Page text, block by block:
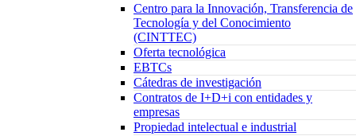
Centro para la Innovación, Transferencia de
Tecnología y del Conocimiento
(CINTTEC)
Oferta tecnológica
EBTCs
Cátedras de investigación
Contratos de I+D+i con entidades y
empresas
Propiedad intelectual e industrial